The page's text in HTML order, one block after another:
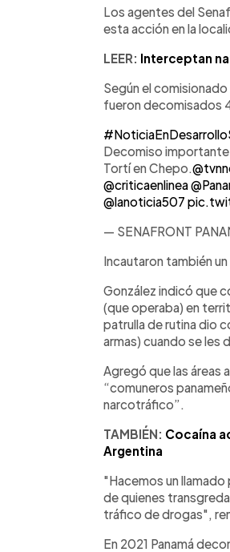
Los agentes del
esta acción en la
LEER: Interceptan
Según el
fueron decomisados
Decomiso importante
Tortí en Chepo.
@criticaenlinea
@lanoticia507
— SENAFRONT
Incautaron también
González indicó que
(que operaba) en
patrulla de rutina dio
armas) cuando se les
Agregó que las áreas
“comuneros
narcotráfico”.
TAMBIÉN: Cocaína
Argentina
"Hacemos un
de quienes
tráfico de drogas",
En 2021 Panamá